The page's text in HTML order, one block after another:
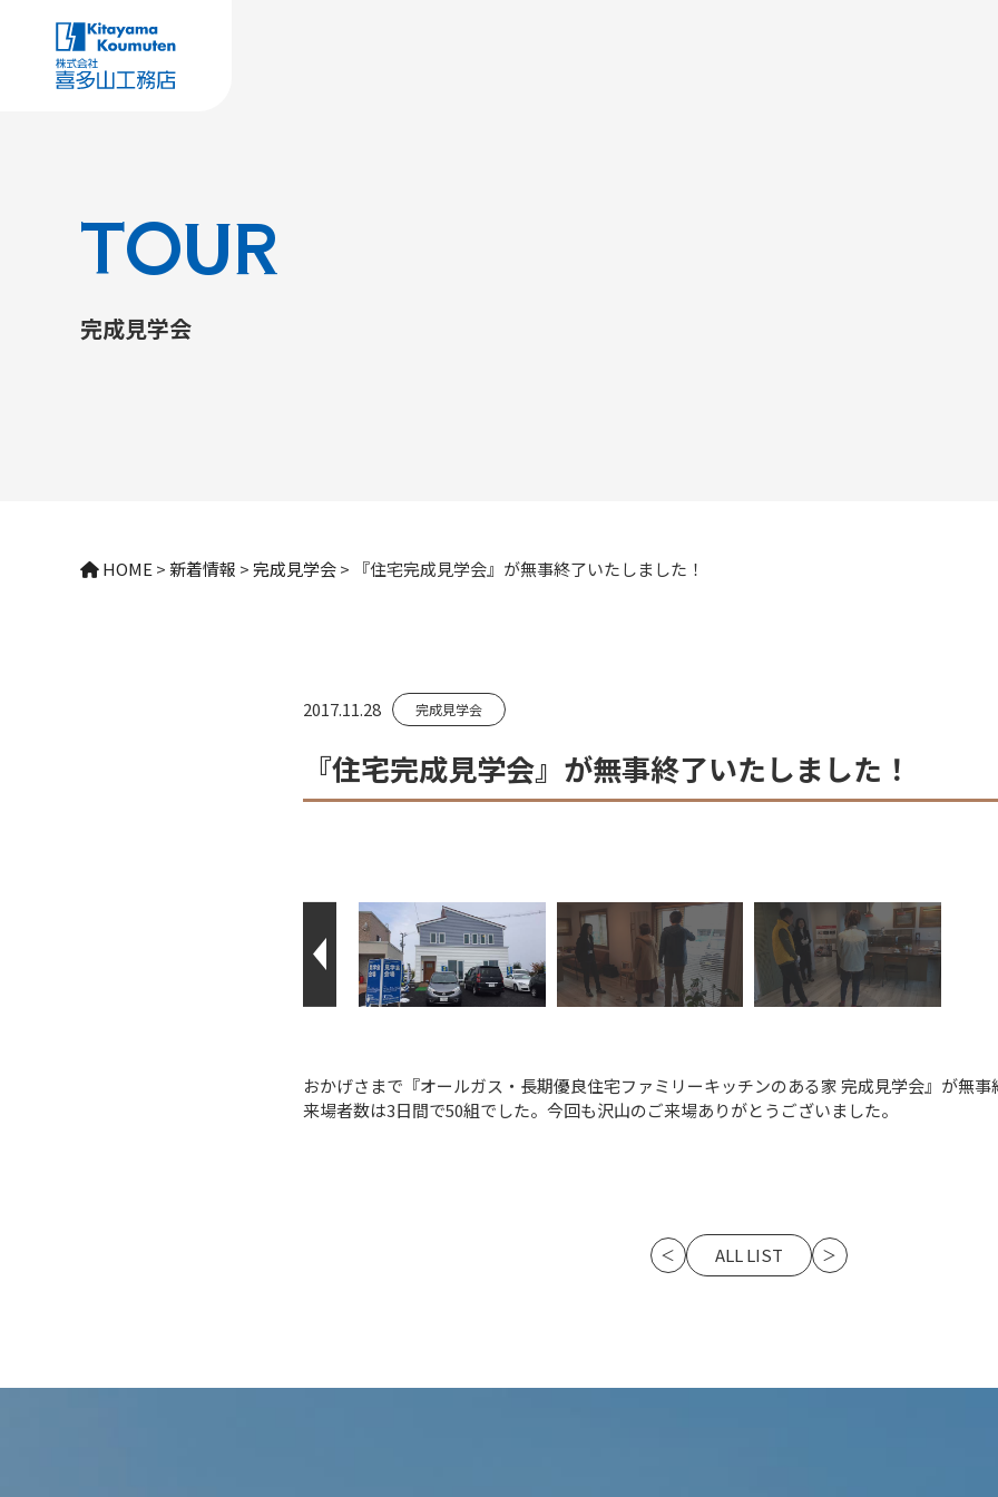
TOUR
完成見学会
HOME > 新着情報 >完成見学会> 『住宅完成見学会』が無事終了いたしました！
2017.11.28 完成見学会
『住宅完成見学会』が無事終了いたしました！
おかげさまで『オールガス・長期優良住宅ファミリーキッチンのある家 完成見学会』が無
来場者数は3日間で50組でした。今回も沢山のご来場ありがとうございました。
＜ ALL LIST ＞